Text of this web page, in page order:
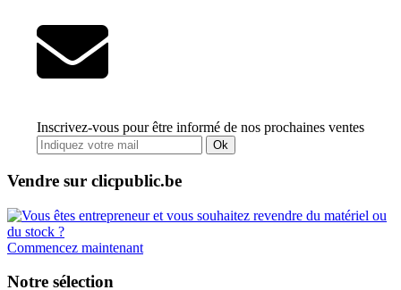
Inscrivez-vous pour être informé de nos prochaines ventes
Ok
Vendre sur clicpublic.be
Commencez maintenant
Notre sélection